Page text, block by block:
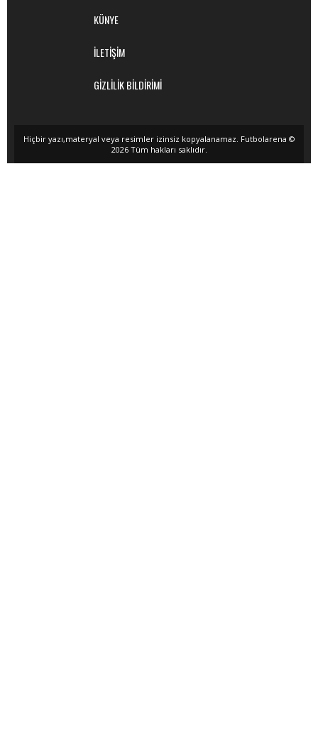
KÜNYE
İLETİŞİM
GİZLİLİK BİLDİRİMİ
Hiçbir yazı,materyal veya resimler izinsiz kopyalanamaz. Futbolarena ©
2026 Tüm hakları saklıdır.